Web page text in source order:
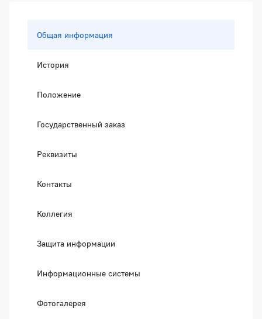
Общая информация
История
Положение
Государственный заказ
Реквизиты
Контакты
Коллегия
Защита информации
Информационные системы
Фотогалерея